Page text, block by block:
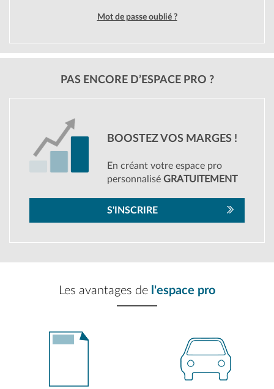
Mot de passe oublié ?
PAS ENCORE D’ESPACE PRO ?
BOOSTEZ VOS MARGES !
En créant votre espace pro
personnaliséGRATUITEMENT
S'INSCRIRE
Les avantages de l'espace pro